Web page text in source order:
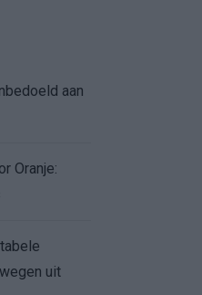
aan
Oranje:
uit